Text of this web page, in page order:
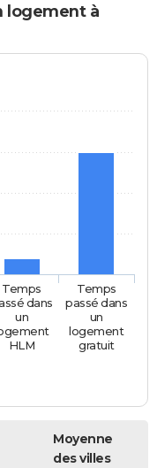
logement à
Temps
dans
un
HLM
Temps
passé dans
un
logement
gratuit
Moyenne
des villes